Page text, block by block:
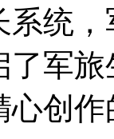
统
了军
创